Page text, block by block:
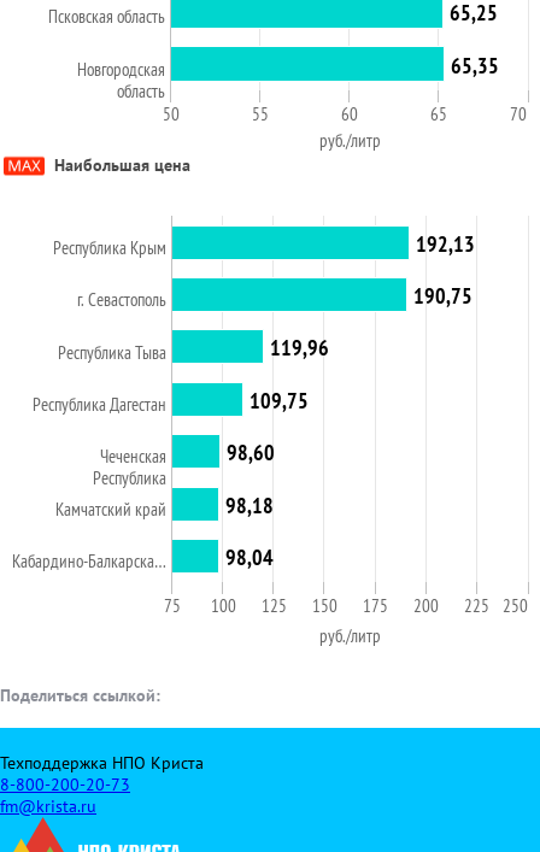
руб./литр
Псковская область
Новгородская
область
50
55 60 65 70
65,25
65,35
Наибольшая цена
руб./литр
Республика Крым
г. Севастополь
Республика Тыва
Республика Дагестан
Чеченская
Республика
Камчатский край
Кабардино-Балкарска…
100
200
75 125 150 175 225 250
192,13
190,75
119,96
109,75
98,60
98,18
98,04
Поделиться ссылкой:
Техподдержка НПО Криста
8-800-200-20-73
fm@krista.ru